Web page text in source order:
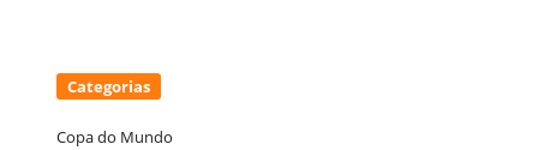
Categorias
Copa do Mundo